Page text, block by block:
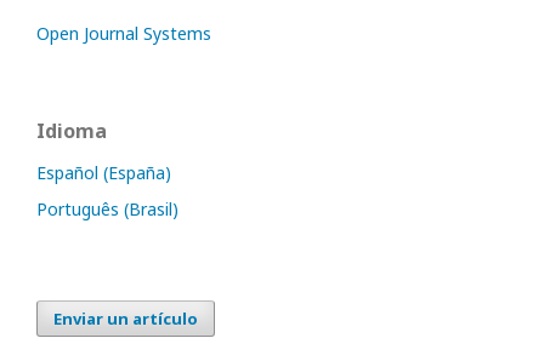
Open Journal Systems
Idioma
Español (España)
Português (Brasil)
Enviar un artículo